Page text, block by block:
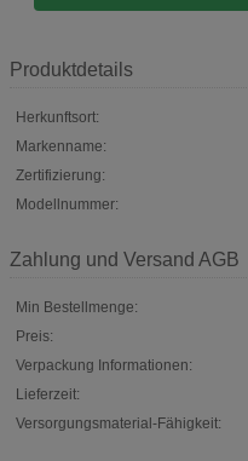
Produktdetails
Herkunftsort:
Markenname:
Zertifizierung:
Modellnummer:
Zahlung und Versand AGB
Min Bestellmenge:
Preis:
Verpackung Informationen:
Lieferzeit:
Versorgungsmaterial-Fähigkeit: